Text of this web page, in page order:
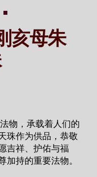
亥母朱
物，承载着人们的
珠作为供品，恭敬
吉祥、护佑与福
加持的重要法物。